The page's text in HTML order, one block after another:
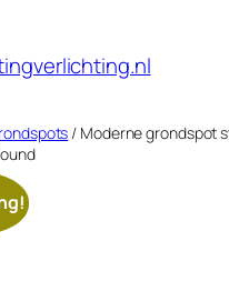
/ Moderne grondspot